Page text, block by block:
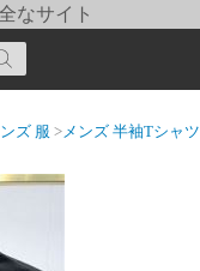
なサイト
ズ 服 >メンズ 半袖Tシャツ